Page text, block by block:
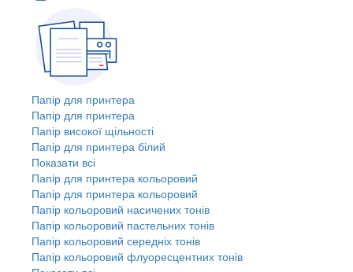
Папір для принтера
Папір для принтера
Папір високої щільності
Папір для принтера білий
Показати всі
Папір для принтера кольоровий
Папір для принтера кольоровий
Папір кольоровий насичених тонів
Папір кольоровий пастельних тонів
Папір кольоровий середніх тонів
Папір кольоровий флуоресцентних тонів